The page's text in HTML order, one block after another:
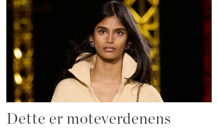
Dette er moteverdenens